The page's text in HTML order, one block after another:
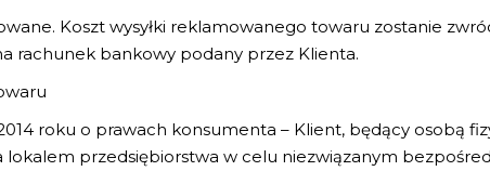
Koszt wysyłki reklamowanego towaru zostanie
rachunek bankowy podany przez Klienta.
roku o prawach konsumenta – Klient, będący osobą
lokalem przedsiębiorstwa w celu niezwiązanym